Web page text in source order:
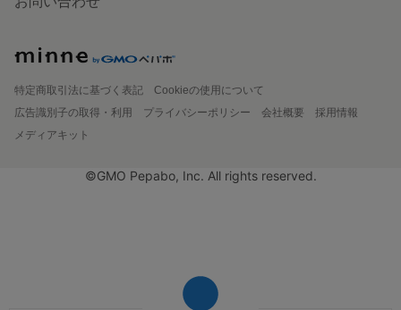
特定商取引法に基づく表記
Cookieの使用について
広告識別子の取得・利用
プライバシーポリシー 会社概要
採用情報
メディアキット
©GMO Pepabo, Inc. All rights reserved.